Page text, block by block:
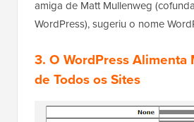
amiga de Matt Mullenweg
WordPress), sugeriu o nome
3. O WordPress Alimenta
de Todos os Sites